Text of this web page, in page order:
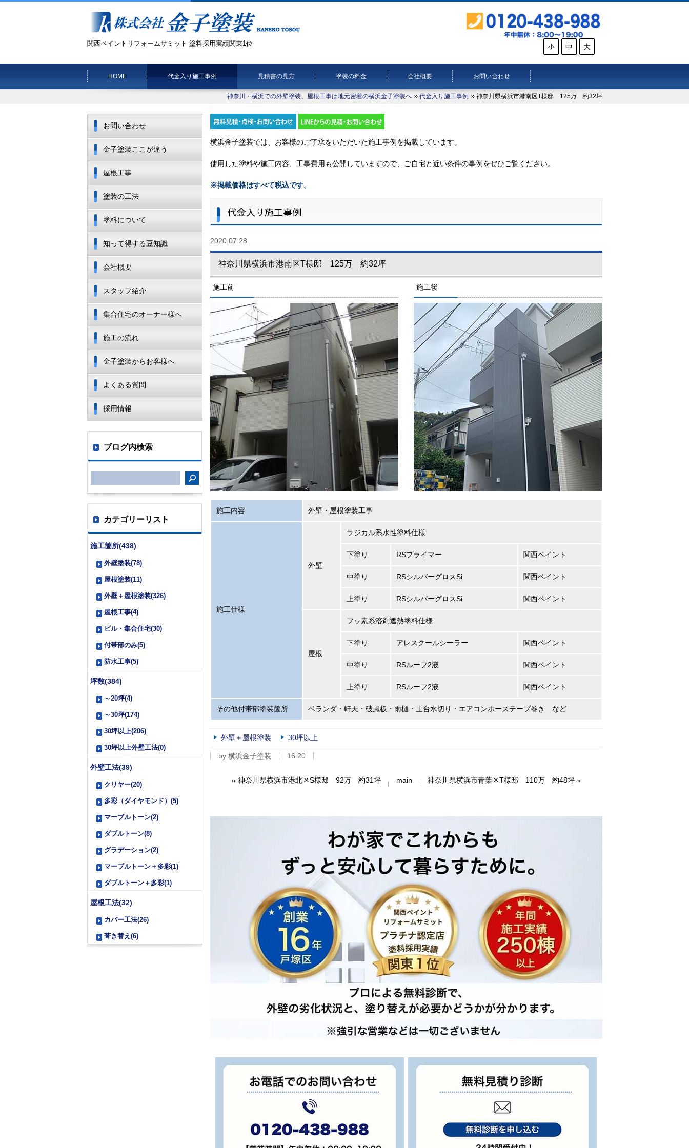
関西ペイントリフォームサミット 塗料採用実績関東1位 小 中 大
HOME 代金入り施工事例 見積書の見方 塗装の料金 会社概要 お問い合わせ
神奈川・横浜での外壁塗装、屋根工事は地元密着の横浜金子塗装へ 代金入り施工事例 神奈川県横浜市港南区T様邸 125万 約32坪
横浜金子塗装では、お客様のご了承をいただいた施工事例を掲載しています。
使用した塗料や施工内容、工事費用も公開していますので、ご自宅と近い条件の事例をぜひご覧ください。
※掲載価格はすべて税込です。
代金入り施工事例
2020.07.28
神奈川県横浜市港南区T様邸 125万 約32坪
施工前 施工後
施工内容 外壁・屋根塗装工事
施工仕様
外壁
ラジカル系水性塗料仕様
下塗り RSプライマー 関西ペイント
中塗り RSシルバーグロスSi 関西ペイント
上塗り RSシルバーグロスSi 関西ペイント
屋根
フッ素系溶剤遮熱塗料仕様
下塗り アレスクールシーラー 関西ペイント
中塗り RSルーフ2液 関西ペイント
上塗り RSルーフ2液 関西ペイント
その他付帯部塗装箇所 ベランダ・軒天・破風板・雨樋・土台水切り・エアコンホーステープ巻き など
外壁＋屋根塗装 30坪以上
by 横浜金子塗装 16:20
« 神奈川県横浜市港北区S様邸 92万 約31坪 main 神奈川県横浜市青葉区T様邸 110万 約48坪»
お問い合わせ
金子塗装ここが違う
屋根工事
塗装の工法
塗料について
知って得する豆知識
会社概要
スタッフ紹介
集合住宅のオーナー様へ
施工の流れ
金子塗装からお客様へ
よくある質問
採用情報
ブログ内検索
カテゴリーリスト
施工箇所(438)
外壁塗装(78)
屋根塗装(11)
外壁＋屋根塗装(326)
屋根工事(4)
ビル・集合住宅(30)
付帯部のみ(5)
防水工事(5)
坪数(384)
～20坪(4)
～30坪(174)
30坪以上(206)
30坪以上外壁工法(0)
外壁工法(39)
クリヤー(20)
多彩（ダイヤモンド）(5)
マーブルトーン(2)
ダブルトーン(8)
グラデーション(2)
マーブルトーン＋多彩(1)
ダブルトーン＋多彩(1)
屋根工法(32)
カバー工法(26)
葺き替え(6)